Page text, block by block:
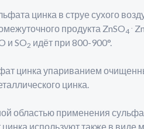
цинка в струе сухого
продукта ZnSO4
и SO2 идёт при 800-900°.
цинка упариванием
цинка.
областью применения
используют также в виде